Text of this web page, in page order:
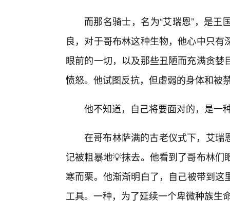
而那名骑士，名为“艾瑞恩”，是
良，对于哥布林这种生物，他心中只
眼前的一切，以及那些丑陋而充满贪
愤怒。他试图反抗，但虚弱的身体和被
他不知道，自己将要面对的，是一
在哥布林萨满的古老仪式下，艾瑞
记被粗暴地💡抹去。他看到了哥布林
寒而栗。他渐渐明白了，自己被带到
工具。一种，为了延续一个卑微种族生